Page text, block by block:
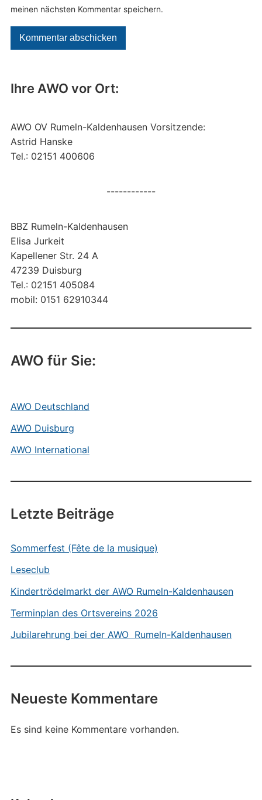
Ihre AWO vor Ort:
AWO OV Rumeln-Kaldenhausen Vorsitzende:
Astrid Hanske
Tel.: 02151 400606
------------
BBZ Rumeln-Kaldenhausen
Elisa Jurkeit
Kapellener Str. 24 A
47239 Duisburg
Tel.: 02151 405084
mobil: 0151 62910344
AWO für Sie:
AWO Deutschland
AWO Duisburg
AWO International
Letzte Beiträge
Sommerfest (Fête de la musique)
Leseclub
Kindertrödelmarkt der AWO Rumeln-Kaldenhausen
Terminplan des Ortsvereins 2026
Jubilarehrung bei der AWO Rumeln-Kaldenhausen
Neueste Kommentare
Es sind keine Kommentare vorhanden.
meinen nächsten Kommentar speichern.